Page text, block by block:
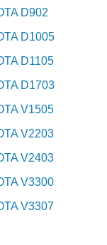
D902
D1005
D1105
D1703
V1505
V2203
V2403
V3300
V3307